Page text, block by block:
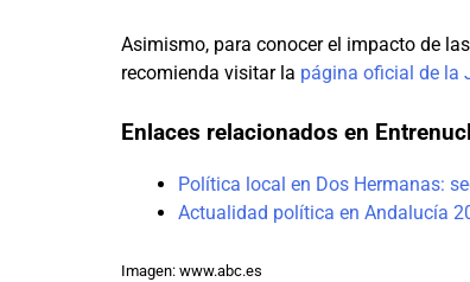
Asimismo, para conocer el impacto de
recomienda visitar la página oficial de la
Enlaces relacionados en
Política local en Dos Hermanas:
Actualidad política en Andalucía
Imagen: www.abc.es